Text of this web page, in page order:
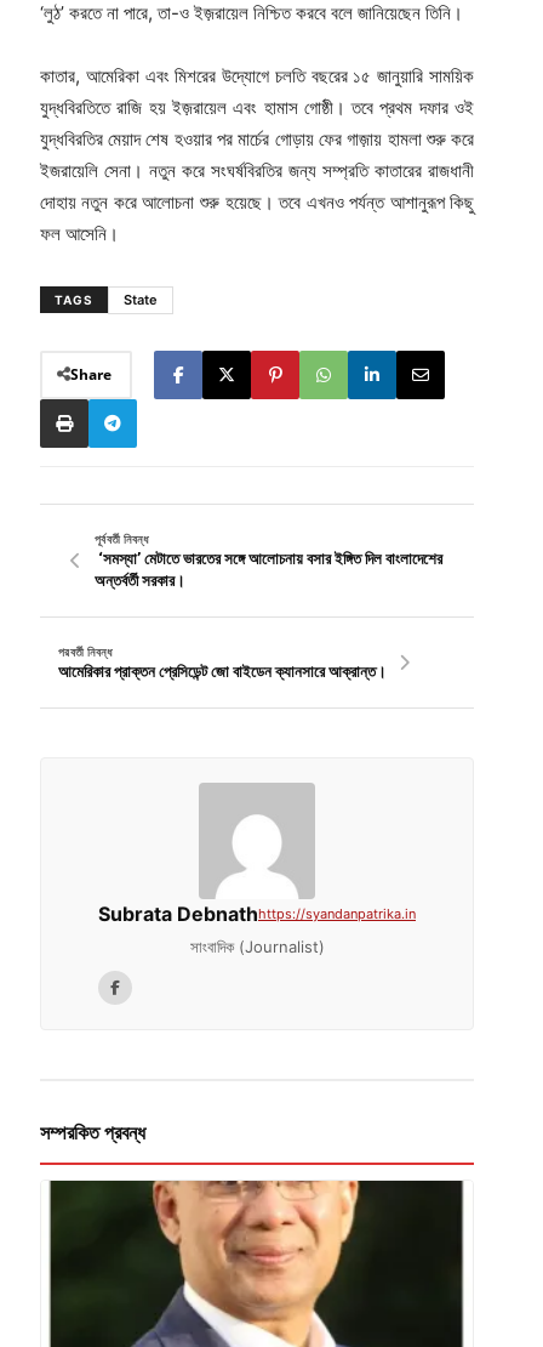
‘লুঠ’ করতে না পারে, তা-ও ইজ়রায়েল নিশ্চিত করবে বলে জানিয়েছেন তিনি।
কাতার, আমেরিকা এবং মিশরের উদ্যোগে চলতি বছরের ১৫ জানুয়ারি সাময়িক
যুদ্ধবিরতিতে রাজি হয় ইজ়রায়েল এবং হামাস গোষ্ঠী। তবে প্রথম দফার ওই
যুদ্ধবিরতির মেয়াদ শেষ হওয়ার পর মার্চের গোড়ায় ফের গাজ়ায় হামলা শুরু করে
ইজরায়েলি সেনা। নতুন করে সংঘর্ষবিরতির জন্য সম্প্রতি কাতারের রাজধানী
দোহায় নতুন করে আলোচনা শুরু হয়েছে। তবে এখনও পর্যন্ত আশানুরূপ কিছু
ফল আসেনি।
TAGS State
Share
পূর্ববর্তী নিবন্ধ
‘সমস্যা’ মেটাতে ভারতের সঙ্গে আলোচনায় বসার ইঙ্গিত দিল বাংলাদেশের
অন্তর্বর্তী সরকার।
পরবর্তী নিবন্ধ
আমেরিকার প্রাক্তন প্রেসিডেন্ট জো বাইডেন ক্যানসারে আক্রান্ত।
Subrata Debnathhttps://syandanpatrika.in
সাংবাদিক (Journalist)
সম্পরকিত প্রবন্ধ